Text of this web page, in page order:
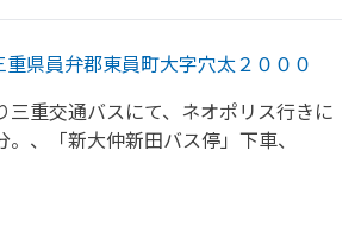
重県員弁郡東員町大字穴太２０００
三重交通バスにて、 ネオポリス行きに
、 「新大仲新田バス停」 下車、